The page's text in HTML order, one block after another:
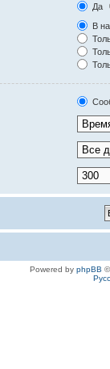
Да
В
Powered by phpBB